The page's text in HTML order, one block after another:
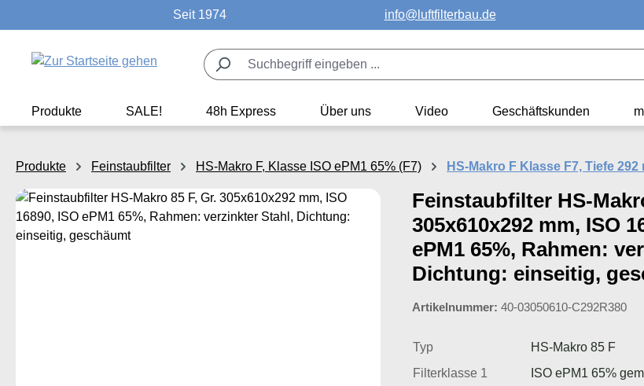
Zur Hauptnavigation springenSeit 1974 info@luftfilterbau.de
Produkte SALE! 48h Express Über uns Video Geschäftskunden
Produkte Feinstaubfilter HS-Makro F, Klasse ISO ePM1 65% (F7) HS-Makro F Klasse F7, Tiefe
Bildergalerie überspringen
Feinstaubfilter HS-
305x610x292 mm, ISO
ePM1 65%, Rahmen:
Dichtung: einseitig,
Artikelnummer: 40-03050610-C292R380
Typ
HS-Makro 85 F
Filterklasse 1
ISO ePM1 65%